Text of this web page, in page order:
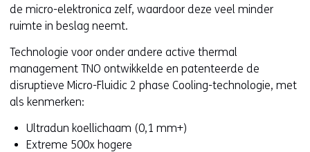
de micro-elektronica zelf, waardoor deze veel minder
ruimte in beslag neemt.
Technologie voor onder andere active thermal
management TNO ontwikkelde en patenteerde de
disruptieve Micro-Fluidic 2 phase Cooling-technologie, met
als kenmerken:
Ultradun koellichaam (0,1 mm+)
Extreme 500x hogere